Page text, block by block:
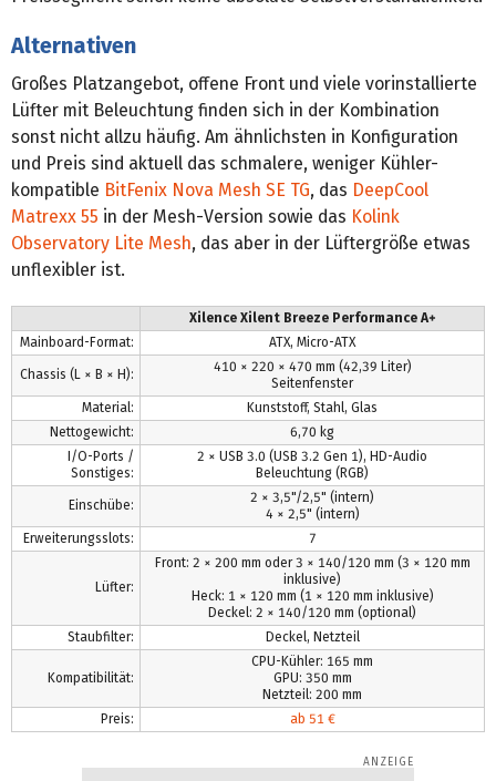
Alternativen
Großes Platzangebot, offene Front und viele vorinstallierte
Lüfter mit Beleuchtung finden sich in der Kombination
sonst nicht allzu häufig. Am ähnlichsten in Konfiguration
und Preis sind aktuell das schmalere, weniger Kühler-
kompatible BitFenix Nova Mesh SE TG, das DeepCool
Matrexx 55 in der Mesh-Version sowie das Kolink
Observatory Lite Mesh, das aber in der Lüftergröße etwas
unflexibler ist.
Xilence Xilent Breeze Performance A+
Mainboard-Format:
ATX, Micro-ATX
Chassis (L × B × H):
410 × 220 × 470 mm (42,39 Liter)
Seitenfenster
Material:
Kunststoff, Stahl, Glas
Nettogewicht:
6,70 kg
I/O-Ports /
Sonstiges:
2 × USB 3.0 (USB 3.2 Gen 1), HD-Audio
Beleuchtung (RGB)
Einschübe:
2 × 3,5"/2,5" (intern)
4 × 2,5" (intern)
Erweiterungsslots:
7
Lüfter:
Front: 2 × 200 mm oder 3 × 140/120 mm (3 × 120 mm
inklusive)
Heck: 1 × 120 mm (1 × 120 mm inklusive)
Deckel: 2 × 140/120 mm (optional)
Staubfilter:
Deckel, Netzteil
Kompatibilität:
CPU-Kühler: 165 mm
GPU: 350 mm
Netzteil: 200 mm
Preis:
ab 51 €